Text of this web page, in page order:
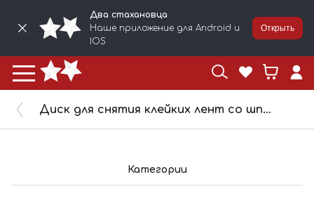
Два стахановца
Наше приложение для Android и
IOS
Открыть
Диск для снятия клейких лент co шпинделем RADEX TSR 90х15х6мм 140906
Категории